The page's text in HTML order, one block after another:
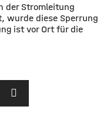
der Stromleitung
wurde diese Sperrung
ist vor Ort für die